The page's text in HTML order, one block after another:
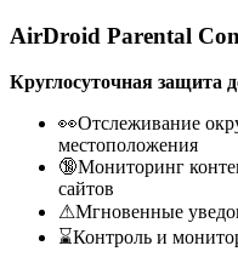
AirDroid Parental
Круглосуточная защита
👀Отслеживание
местоположения
🔞Мониторинг
сайтов
⚠Мгновенные
⌛Контроль и